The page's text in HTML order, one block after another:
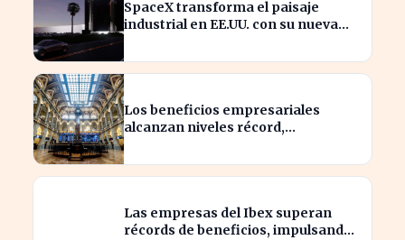
SpaceX transforma el paisaje
industrial en EE.UU. con su nueva
Los beneficios empresariales
alcanzan niveles récord,
sector
Las empresas del Ibex superan
récords de beneficios, impulsando